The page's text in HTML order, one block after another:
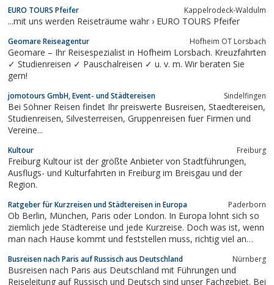
EURO TOURS Pfeifer Kappelrodeck-Waldulm
...mit uns werden Reiseträume wahr › EURO TOURS Pfeifer
Geomare Reiseagentur Hofheim OT Lorsbach
Geomare – Ihr Reisespezialist in Hofheim Lorsbach. Kreuzfahrten
✓ Studienreisen ✓ Pauschalreisen ✓ u. v. m. Wir beraten Sie
gern!
jomotours GmbH, Event- und Städtereisen Sindelfingen
Bei Söhner Reisen findet Ihr preiswerte Busreisen, Staedtereisen,
Studienreisen, Silvesterreisen, Gruppenreisen fuer Firmen und
Vereine...
Kultour Freiburg
Freiburg Kultour ist der größte Anbieter von Stadtführungen,
Ausflugs- und Kulturfahrten in Freiburg im Breisgau und der
Region.
Ratgeber für Kurzreisen und Städtereisen in Europa Paderborn
Ob Berlin, München, Paris oder London. In Europa lohnt sich so
ziemlich jede Städtereise und jede Kurzreise. Doch was ist, wenn
man nach Hause kommt und feststellen muss, richtig viel an
wichtigsten und atemberaubensten Sehenswürdigkeiten für eine
Kurzreise oder Städtereise...
Busreisen nach Paris auf Russisch aus Deutschland Nürnberg
Busreisen nach Paris aus Deutschland mit Führungen und
Reiseleitung auf Russisch und Deutsch sind unser Fachgebiet. Bei